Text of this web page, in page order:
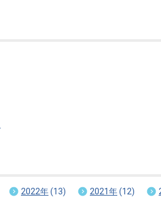
2022年(13) 2021年(12)